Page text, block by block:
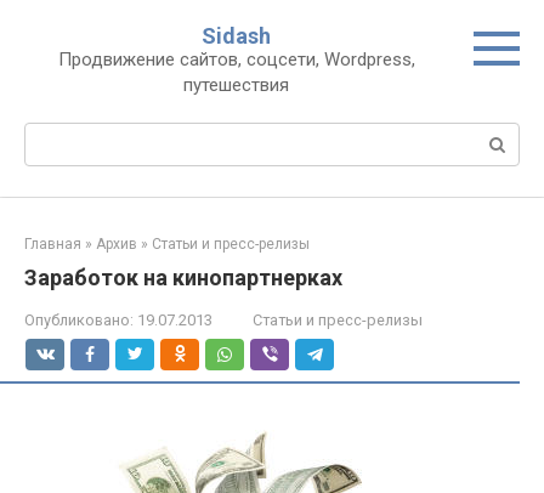
контенту
Sidash
Продвижение сайтов, соцсети, Wordpress,
путешествия
Главная » Архив » Статьи и пресс-релизы
Заработок на кинопартнерках
Опубликовано: 19.07.2013 Статьи и пресс-релизы